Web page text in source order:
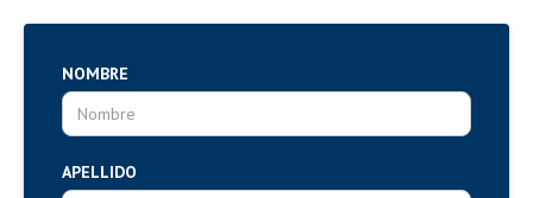
NOMBRE
APELLIDO